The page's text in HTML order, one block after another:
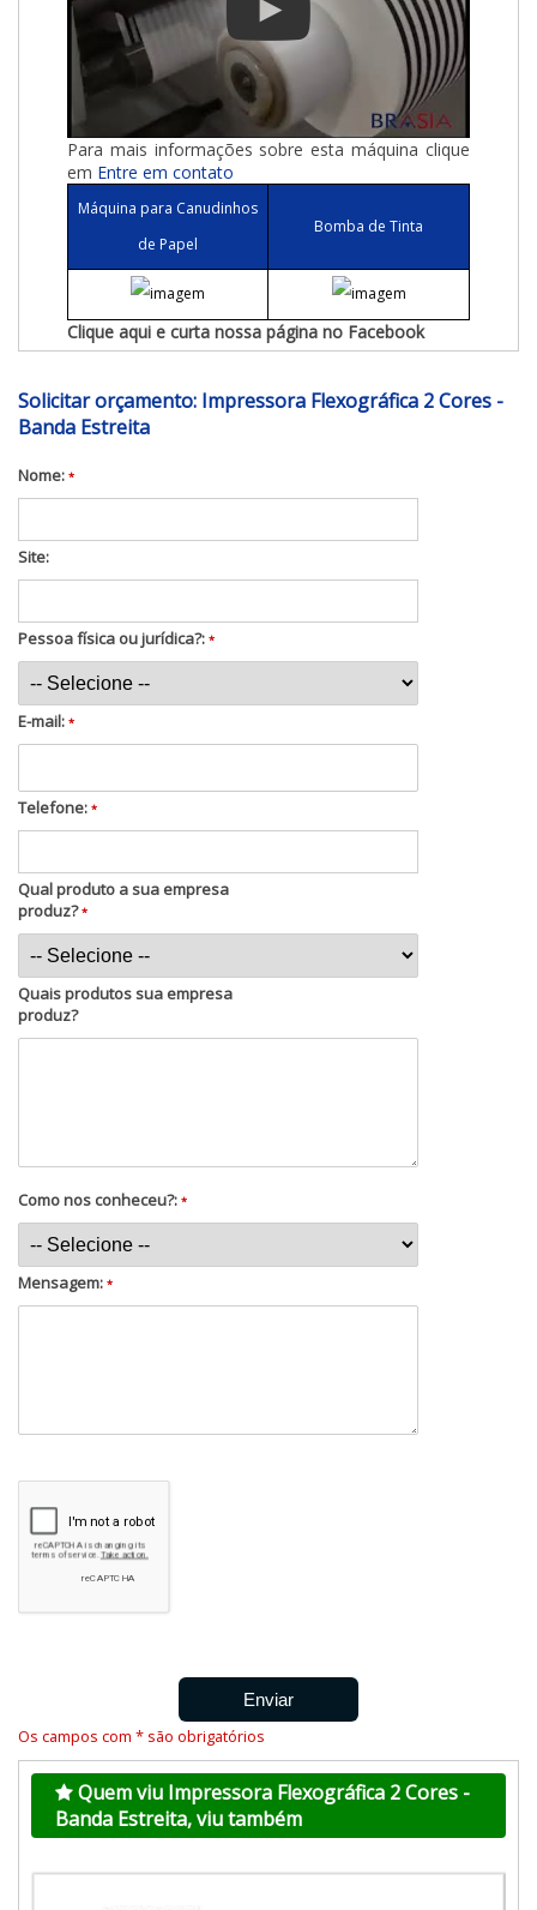
Para mais informações sobre esta máquina clique
em Entre em contato
Máquina para Canudinhos
de Papel
Bomba de Tinta
Clique aqui e curta nossa página no Facebook
Solicitar orçamento: Impressora Flexográfica 2 Cores -
Banda Estreita
Nome: *
Site:
Pessoa física ou jurídica?: *
E-mail: *
Telefone: *
Qual produto a sua empresa
produz?*
Quais produtos sua empresa
produz?
Como nos conheceu?: *
Mensagem: *
Os campos com * são obrigatórios
Quem viu Impressora Flexográfica 2 Cores -
Banda Estreita, viu também